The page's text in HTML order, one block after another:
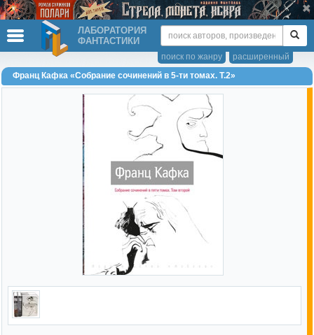
ЛАБОРАТОРИЯ
ФАНТАСТИКИ
расширенный
поиск по жанру
Франц Кафка «Собрание сочинений в 5-ти томах. Т.2»